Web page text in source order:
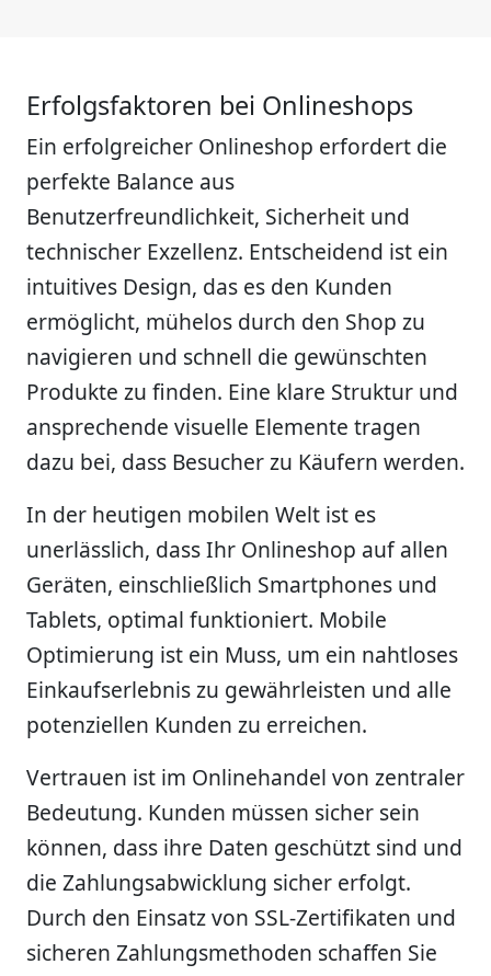
Erfolgsfaktoren bei Onlineshops
Ein erfolgreicher Onlineshop erfordert die
perfekte Balance aus
Benutzerfreundlichkeit, Sicherheit und
technischer Exzellenz. Entscheidend ist ein
intuitives Design, das es den Kunden
ermöglicht, mühelos durch den Shop zu
navigieren und schnell die gewünschten
Produkte zu finden. Eine klare Struktur und
ansprechende visuelle Elemente tragen
dazu bei, dass Besucher zu Käufern werden.
In der heutigen mobilen Welt ist es
unerlässlich, dass Ihr Onlineshop auf allen
Geräten, einschließlich Smartphones und
Tablets, optimal funktioniert. Mobile
Optimierung ist ein Muss, um ein nahtloses
Einkaufserlebnis zu gewährleisten und alle
potenziellen Kunden zu erreichen.
Vertrauen ist im Onlinehandel von zentraler
Bedeutung. Kunden müssen sicher sein
können, dass ihre Daten geschützt sind und
die Zahlungsabwicklung sicher erfolgt.
Durch den Einsatz von SSL-Zertifikaten und
sicheren Zahlungsmethoden schaffen Sie